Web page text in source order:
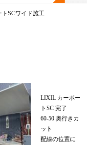
トSCワイド施工
LIXIL カーポー
トSC 完了
60-50 奥行きカ
ット
配線の位置に